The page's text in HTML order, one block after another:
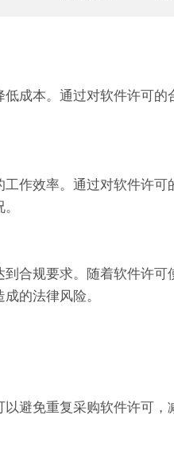
成本。通过对软件许可
作效率。通过对软件许
合规要求。随着软件许
的法律风险。
避免重复采购软件许可